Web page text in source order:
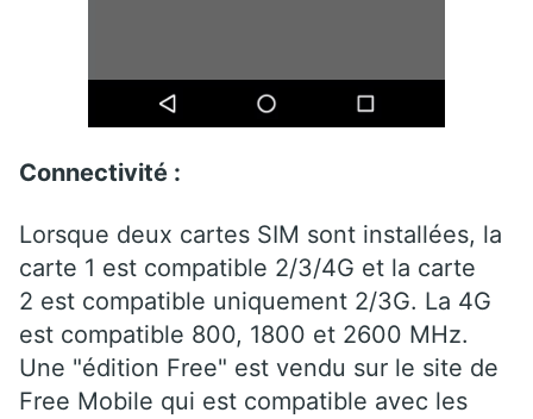
Connectivité :
Lorsque deux cartes SIM sont installées, la
carte 1 est compatible 2/3/4G et la carte
2 est compatible uniquement 2/3G. La 4G
est compatible 800, 1800 et 2600 MHz.
Une "édition Free" est vendu sur le site de
Free Mobile qui est compatible avec les